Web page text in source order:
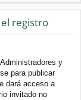
registro
y
para publicar
dará acceso a
invitado no